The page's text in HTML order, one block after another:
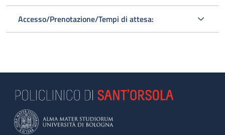
Accesso/Prenotazione/Tempi di attesa: